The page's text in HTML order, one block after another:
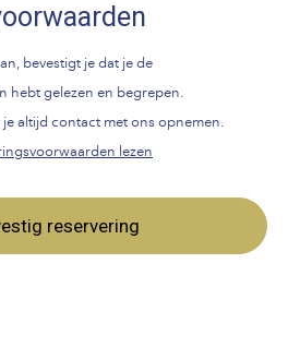
bevestigt je dat je de
hebt gelezen en begrepen.
altijd contact met ons opnemen.
lezen
reservering